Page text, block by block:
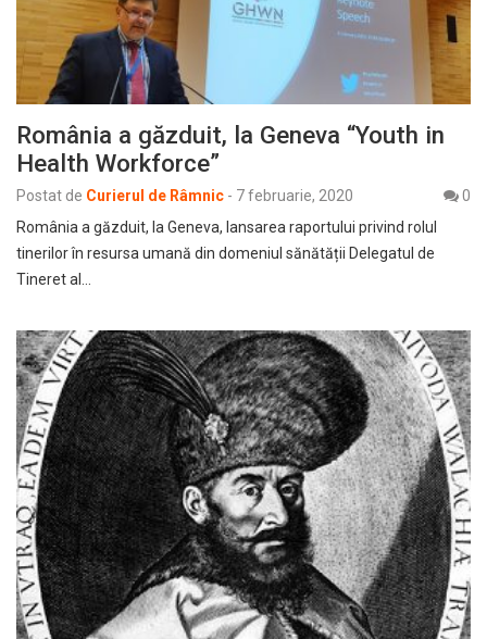
România a găzduit, la Geneva “Youth in
Health Workforce”
Postat de Curierul de Râmnic - 7 februarie, 2020
0
România a găzduit, la Geneva, lansarea raportului privind rolul
tinerilor în resursa umană din domeniul sănătății Delegatul de
Tineret al…